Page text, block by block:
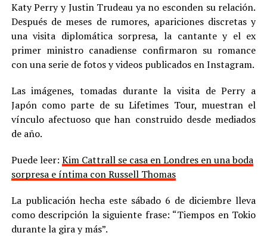
Katy Perry y Justin Trudeau ya no esconden su relación.
Después de meses de rumores, apariciones discretas y
una visita diplomática sorpresa, la cantante y el ex
primer ministro canadiense confirmaron su romance
con una serie de fotos y videos publicados en Instagram.
Las imágenes, tomadas durante la visita de Perry a
Japón como parte de su Lifetimes Tour, muestran el
vínculo afectuoso que han construido desde mediados
de año.
Puede leer: Kim Cattrallse casa en Londres en una boda
sorpresa e íntima con Russell Thomas
La publicación hecha este sábado 6 de diciembre lleva
como descripción la siguiente frase: “Tiempos en Tokio
durante la gira y más”.